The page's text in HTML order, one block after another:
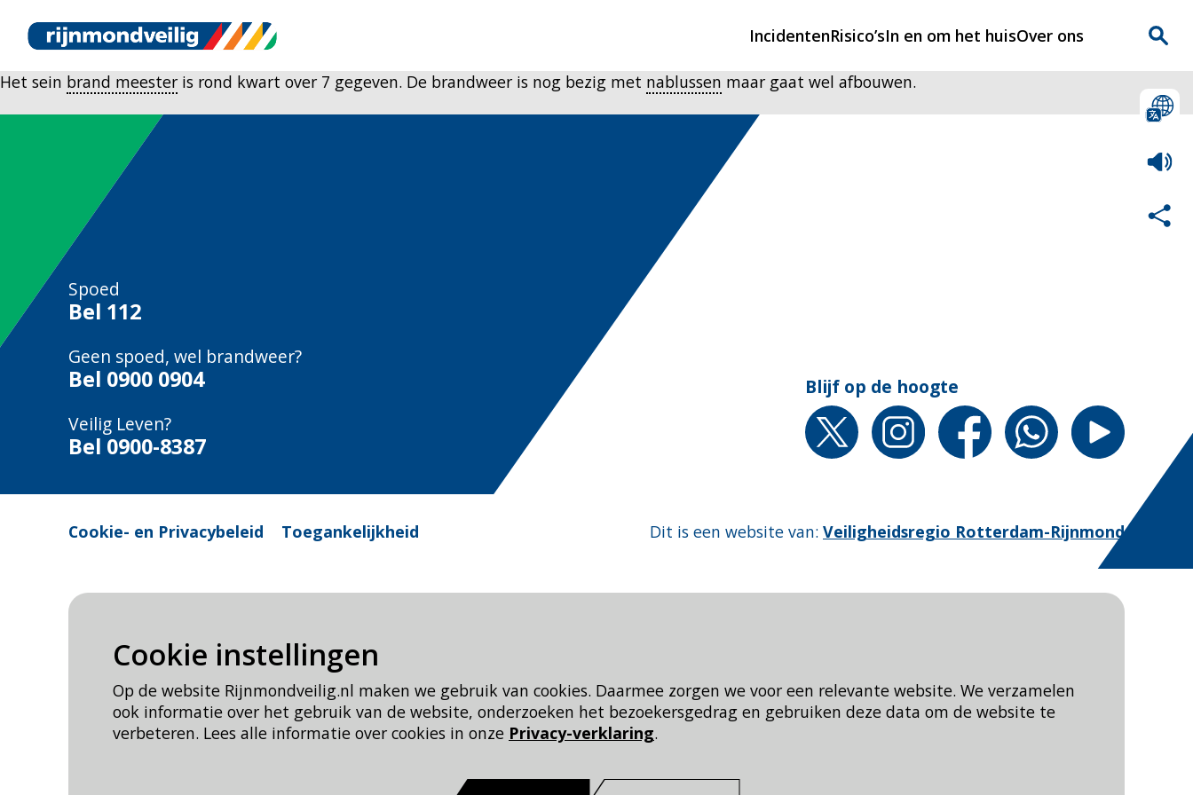
Cookie instellingen
Op de website Rijnmondveilig.nl maken we gebruik van cookies. Daarmee zorgen we voor een relevante website. We verzamelen
ook informatie over het gebruik van de website, onderzoeken het bezoekersgedrag en gebruiken deze data om de website te
verbeteren. Lees alle informatie over cookies in onze Privacy-verklaring.
Incidenten
Hulpdiensten nodig?
CIN-meldingen
Risico’sIn en om het huisOver ons
Het sein brand meester is rond kwart over 7 gegeven. De brandweer is nog bezig met nablussen maar gaat wel afbouwen.
Spoed
Bel 112
Geen spoed, wel brandweer?
Bel 0900 0904
Veilig Leven?
Bel 0900-8387
Blijf op de hoogte
Cookie- en Privacybeleid Toegankelijkheid Dit is een website van: Veiligheidsregio Rotterdam-Rijnmond